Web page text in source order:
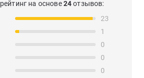
на основе24отзывов:
23
1
0
0
0